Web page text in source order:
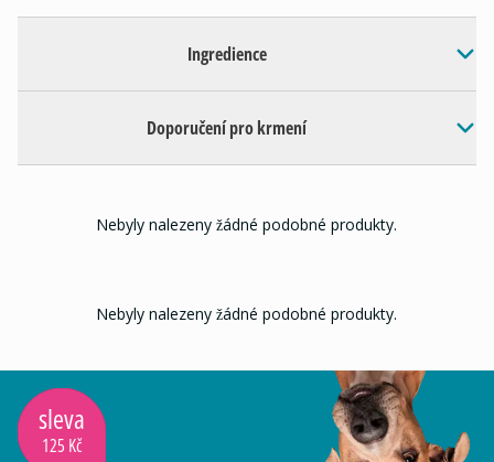
Ingredience
Doporučení pro krmení
Nebyly nalezeny žádné podobné produkty.
Nebyly nalezeny žádné podobné produkty.
sleva
125 Kč